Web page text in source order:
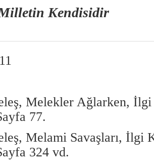
Kendisidir
Melekler Ağlarken,
77.
Melami Savaşları, İlgi
324 vd.